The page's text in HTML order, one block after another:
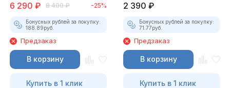
6 290 ₽ 8 400 ₽ -25%
Бонусных рублей за покупку:
188.89руб.
Предзаказ
В корзину
Купить в 1 клик
2 390 ₽
Бонусных рублей за покупку:
71.77руб.
Предзаказ
В корзину
Купить в 1 клик